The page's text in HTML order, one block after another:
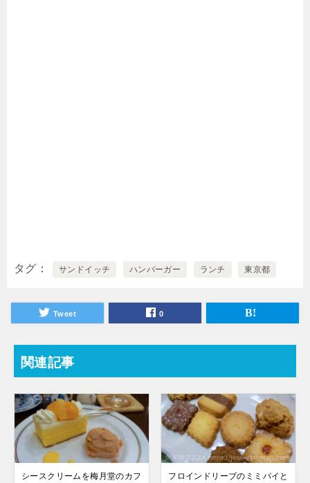
タグ サンドイッチ ハンバーガー ランチ 東京都
Tweet 0
関連記事
シースクリームを梅月堂のカフ
フロインドリーブのミミパイと